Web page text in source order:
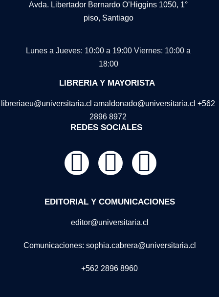
Avda. Libertador Bernardo O’Higgins 1050, 1°
piso, Santiago
Lunes a Jueves: 10:00 a 19:00 Viernes: 10:00 a
18:00
LIBRERIA Y MAYORISTA
libreriaeu@universitaria.cl amaldonado@universitaria.cl +562
2896 8972
REDES SOCIALES
EDITORIAL Y COMUNICACIONES
editor@universitaria.cl
Comunicaciones: sophia.cabrera@universitaria.cl
+562 2896 8960